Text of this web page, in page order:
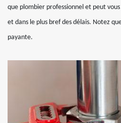
que plombier professionnel et peut
et dans le plus bref des délais. Notez
payante.